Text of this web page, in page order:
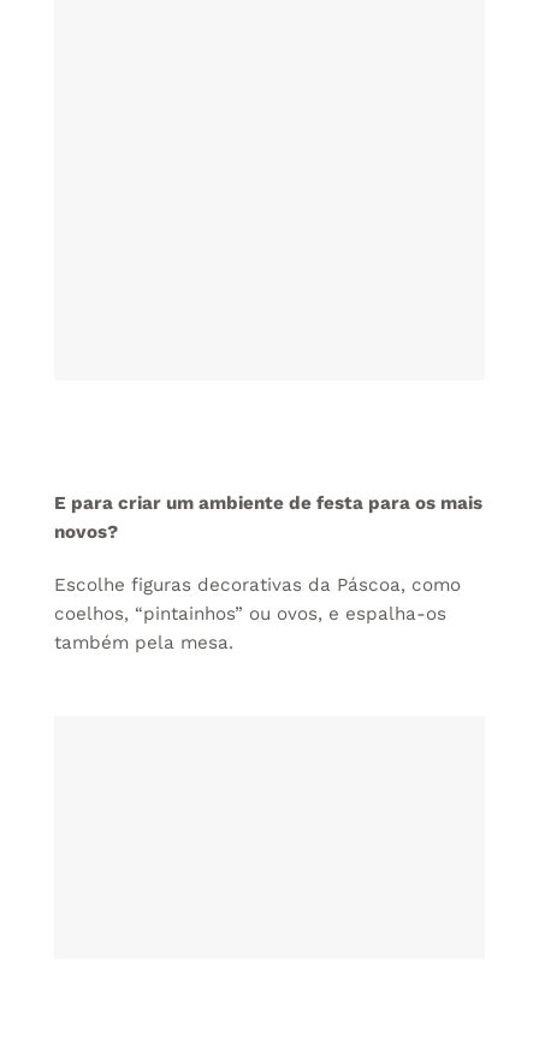
E para criar um ambiente de festa para os mais
novos?
Escolhe figuras decorativas da Páscoa, como
coelhos, “pintainhos” ou ovos, e espalha-os
também pela mesa.